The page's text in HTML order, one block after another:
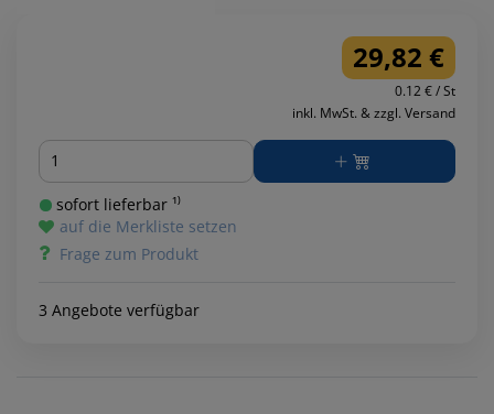
29,82 €
0.12 € / St
inkl. MwSt. & zzgl. Versand
Menge
sofort lieferbar ¹⁾
auf die Merkliste setzen
Frage zum Produkt
3 Angebote verfügbar